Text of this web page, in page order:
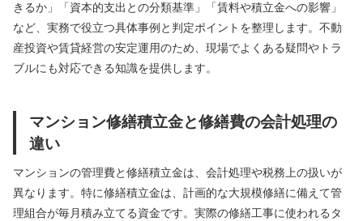
きるか」「資本的支出との分類基準」「賃料や積立金への影響」
など、実務で役立つ具体事例と判定ポイントを整理します。不動
産投資や賃貸経営の安定運用のため、現場でよくある疑問やトラ
ブルにも対応できる知識を提供します。
マンション修繕積立金と修繕費の会計処理の
違い
マンションの管理費と修繕積立金は、会計処理や税務上の扱いが
異なります。特に修繕積立金は、計画的な大規模修繕に備えて管
理組合が毎月積み立てる資金です。実際の修繕工事に使われるタ